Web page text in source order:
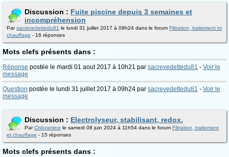
Discussion : Fuite piscine depuis 3 semaines et
incompréhension
Parsacrevedettedu81 le lundi 31 juillet 2017 à 09h24 dans le forum Filtration, traitement et
chauffage - 16 réponses
Mots clefs présents dans :
Réponse postée le mardi 01 aout 2017 à 10h21 par sacrevedettedu81 - Voir le
message
Question postée le lundi 31 juillet 2017 à 09h24 par sacrevedettedu81 - Voir le
message
Discussion : Electrolyseur, stabilisant, redox.
ParChloramine le samedi 08 juin 2024 à 11h54 dans le forum Filtration, traitement
et chauffage - 15 réponses
Mots clefs présents dans :